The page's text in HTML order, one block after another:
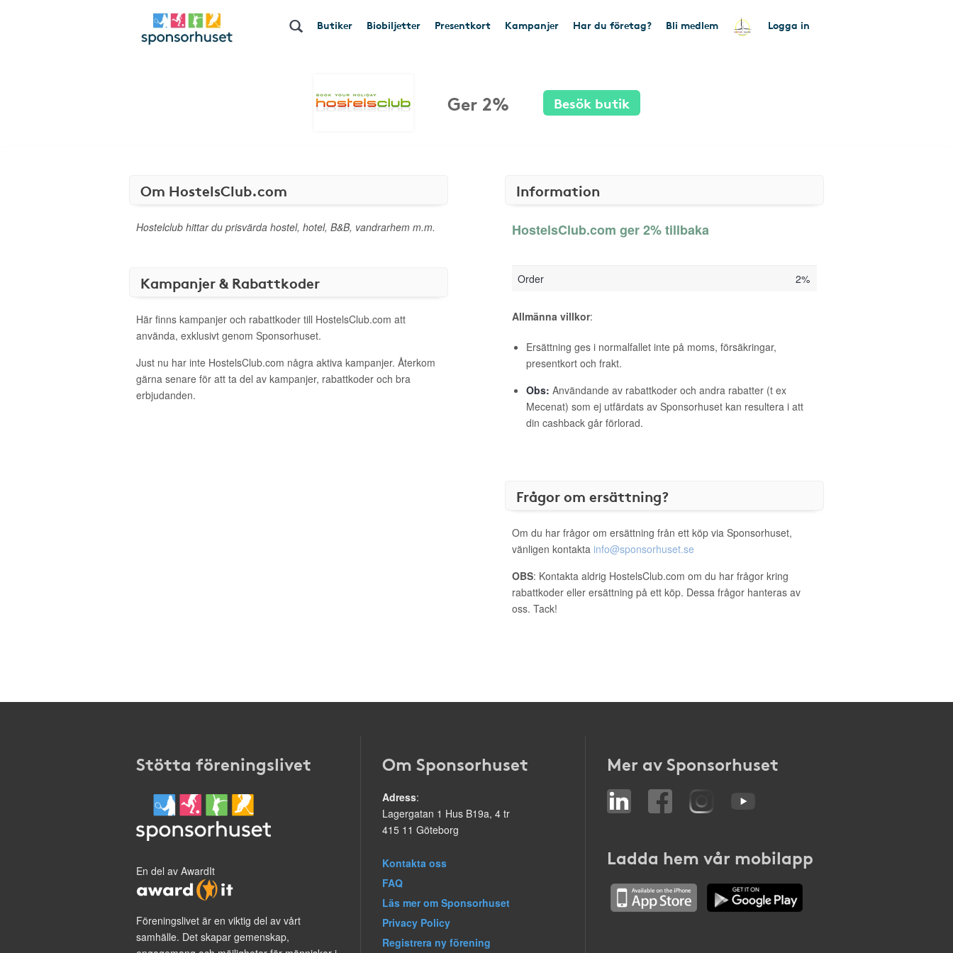
Butiker Biobiljetter Presentkort Kampanjer Har du företag? Bli medlem Logga in
Ger 2% Besök butik
Om HostelsClub.com
Hostelclub hittar du prisvärda hostel, hotel, B&B, vandrarhem m.m.
Kampanjer & Rabattkoder
Här finns kampanjer och rabattkoder till HostelsClub.com att
använda, exklusivt genom Sponsorhuset.
Just nu har inte HostelsClub.com några aktiva kampanjer. Återkom
gärna senare för att ta del av kampanjer, rabattkoder och bra
erbjudanden.
Information
HostelsClub.com ger 2% tillbaka
Order 2%
Allmänna villkor:
Ersättning ges i normalfallet inte på moms, försäkringar,
presentkort och frakt.
Obs: Användande av rabattkoder och andra rabatter (t ex
Mecenat) som ej utfärdats av Sponsorhuset kan resultera i att
din cashback går förlorad.
Frågor om ersättning?
Om du har frågor om ersättning från ett köp via Sponsorhuset,
vänligen kontakta info@sponsorhuset.se
OBS: Kontakta aldrig HostelsClub.com om du har frågor kring
rabattkoder eller ersättning på ett köp. Dessa frågor hanteras av
oss. Tack!
Stötta föreningslivet
En del av AwardIt
Föreningslivet är en viktig del av vårt
samhälle. Det skapar gemenskap,
Om Sponsorhuset
Adress:
Lagergatan 1 Hus B19a, 4 tr
415 11 Göteborg
Kontakta oss
FAQ
Läs mer om Sponsorhuset
Privacy Policy
Registrera ny förening
Mer av Sponsorhuset
Ladda hem vår mobilapp